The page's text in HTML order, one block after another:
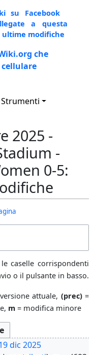
su Facebook
a questa
ultime modifiche
che
cellulare
Strumenti
2025 -
-
0-5:
caselle corrispondenti
o il pulsante in basso.
attuale, (prec)=
m = modifica minore
dic 2025